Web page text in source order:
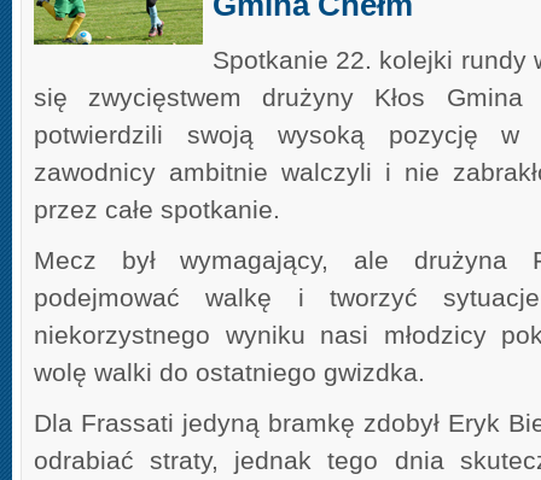
Spotkanie 22. kolejki rundy
się zwycięstwem drużyny Kłos Gmina
potwierdzili swoją wysoką pozycję
zawodnicy ambitnie walczyli i nie
przez całe spotkanie.
Mecz był wymagający, ale drużyna
podejmować walkę i tworzyć
niekorzystnego wyniku nasi młodzicy
wolę walki do ostatniego gwizdka.
Dla Frassati jedyną bramkę zdobył Eryk
odrabiać straty, jednak tego dnia